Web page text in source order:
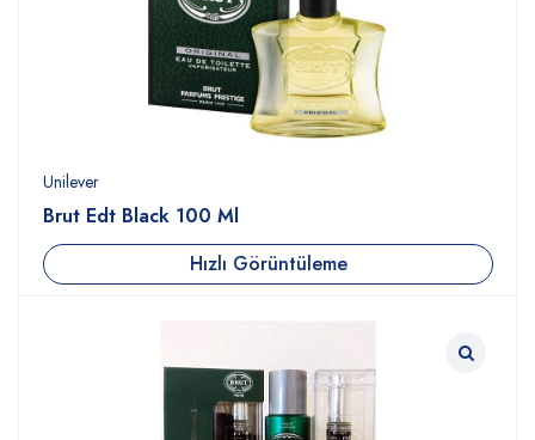
Unilever
Brut Edt Black 100 Ml
Hızlı Görüntüleme